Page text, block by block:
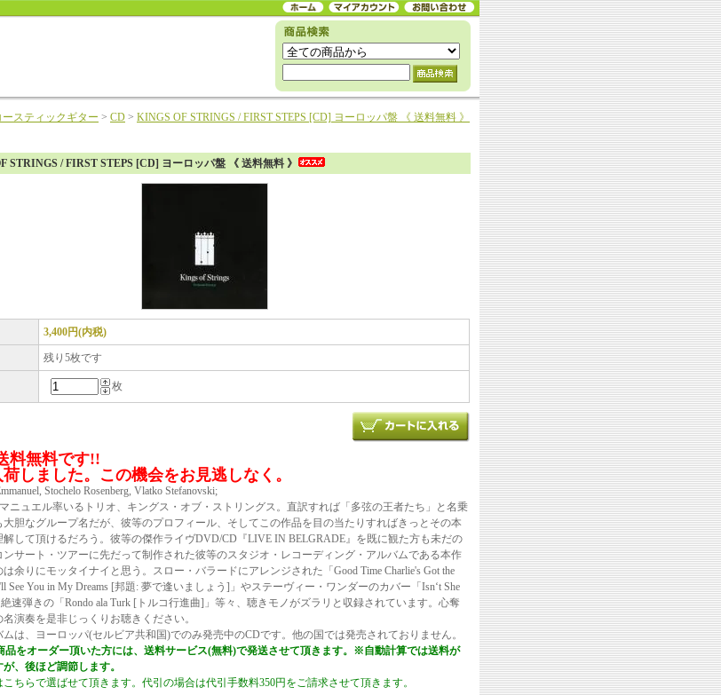
ースティックギター > CD > KINGS OF STRINGS / FIRST STEPS [CD] ヨーロッパ盤 《 送料無料 》
STRINGS / FIRST STEPS [CD] ヨーロッパ盤 《 送料無料 》
3,400円(内税)
残り5枚です
枚
料無料です!!
しました。この機会をお見逃しなく。
Stochelo Rosenberg, Vlatko Stefanovski;
ニュエル率いるトリオ、キングス・オブ・ストリングス。直訳すれば「多弦の王者たち」と名乗
大胆なグループ名だが、彼等のプロフィール、そしてこの作品を目の当たりすればきっとその本
解して頂けるだろう。彼等の傑作ライヴDVD/CD『LIVE IN BELGRADE』を既に観た方も未だの
ンサート・ツアーに先だって制作された彼等のスタジオ・レコーディング・アルバムである本作
余りにモッタイナイと思う。スロー・バラードにアレンジされた「Good Time Charlie's Got the
See You in My Dreams [邦題: 夢で逢いましょう]」やステーヴィー・ワンダーのカバー「Isn‘t She
速弾きの「Rondo ala Turk [トルコ行進曲]」等々、聴きモノがズラリと収録されています。心奪
演奏を是非じっくりお聴きください。
は、ヨーロッパ(セルビア共和国)でのみ発売中のCDです。他の国では発売されておりません。
品をオーダー頂いた方には、送料サービス(無料)で発送させて頂きます。※自動計算では送料が
、後ほど調節します。
ちらで選ばせて頂きます。代引の場合は代引手数料350円をご請求させて頂きます。